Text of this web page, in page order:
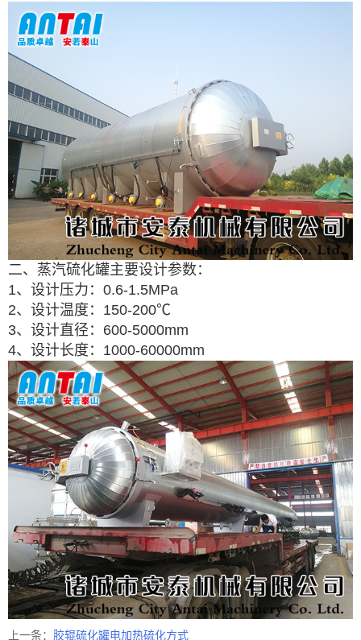
二、蒸汽硫化罐主要设计参数：
1、设计压力：0.6-1.5MPa
2、设计温度：150-200℃
3、设计直径：600-5000mm
4、设计长度：1000-60000mm
上一条： 胶辊硫化罐电加热硫化方式